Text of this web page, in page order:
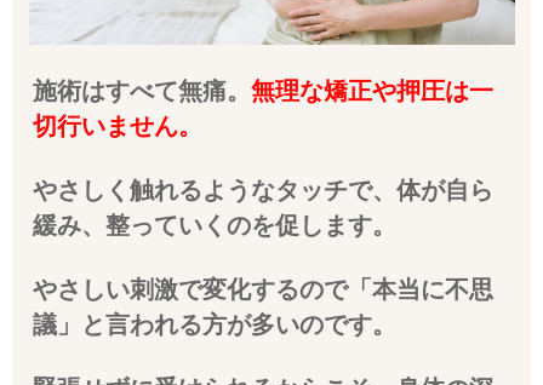
施術はすべて無痛。 無理な矯正や押圧は一
切行いません。
やさしく触れるようなタッチで、体が自ら
緩み、整っていくのを促します。
やさしい刺激で変化するので「本当に不思
議」と言われる方が多いのです。